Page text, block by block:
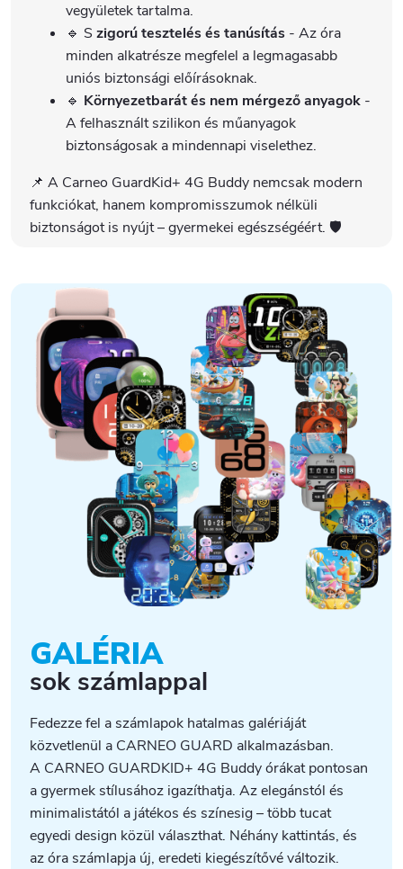
vegyületek tartalma.
🔹 Szigorú tesztelés és tanúsítás - Az óra
minden alkatrésze megfelel a legmagasabb
uniós biztonsági előírásoknak.
🔹 Környezetbarát és nem mérgező anyagok -
A felhasznált szilikon és műanyagok
biztonságosak a mindennapi viselethez.
📌 A Carneo GuardKid+ 4G Buddy nemcsak modern
funkciókat, hanem kompromisszumok nélküli
biztonságot is nyújt – gyermekei egészségéért. 🛡️
GALÉRIA
sok számlappal
Fedezze fel a számlapok hatalmas galériáját
közvetlenül a CARNEO GUARD alkalmazásban.
A CARNEO GUARDKID+ 4G Buddy órákat pontosan
a gyermek stílusához igazíthatja. Az elegánstól és
minimalistától a játékos és színesig – több tucat
egyedi design közül választhat. Néhány kattintás, és
az óra számlapja új, eredeti kiegészítővé változik.